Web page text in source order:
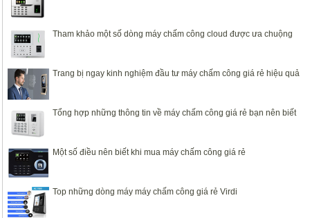
Tham khảo một số dòng máy chấm công cloud được ưa chuộng
Trang bị ngay kinh nghiệm đầu tư máy chấm công giá rẻ hiệu quả
Tổng hợp những thông tin về máy chấm công giá rẻ bạn nên biết
Một số điều nên biết khi mua máy chấm công giá rẻ
Top những dòng máy máy chấm công giá rẻ Virdi